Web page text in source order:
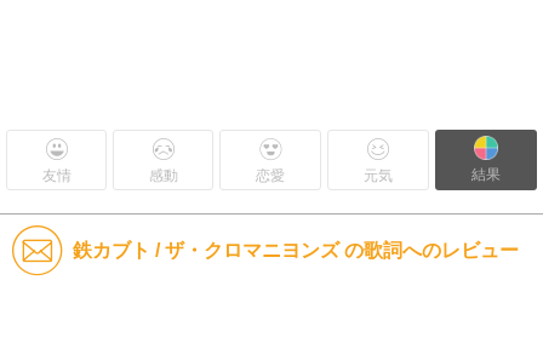
友情 感動 恋愛 元気 結果
鉄カブト / ザ・クロマニヨンズ の歌詞へのレビュー